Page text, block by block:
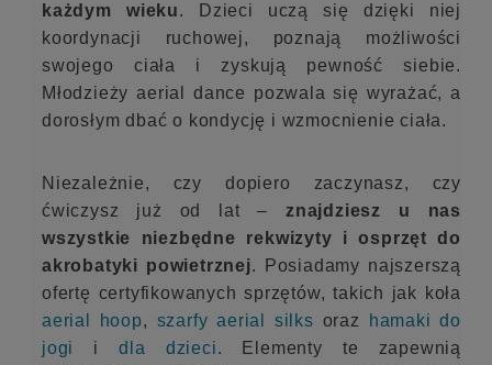
każdym wieku. Dzieci uczą się dzięki niej
koordynacji ruchowej, poznają możliwości
swojego ciała i zyskują pewność siebie.
Młodzieży aerial dance pozwala się wyrażać, a
dorosłym dbać o kondycję i wzmocnienie ciała.
Niezależnie, czy dopiero zaczynasz, czy
ćwiczysz już od lat –znajdziesz u nas
wszystkie niezbędne rekwizyty i osprzęt do
akrobatyki powietrznej. Posiadamy najszerszą
ofertę certyfikowanych sprzętów, takich jak koła
aerial hoop, szarfy aerial silks oraz
hamaki do
jogi
idla dzieci. Elementy te zapewnią